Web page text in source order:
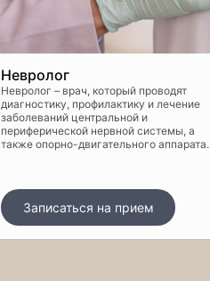
Невролог
Невролог – врач, который проводят
диагностику, профилактику и лечение
заболеваний центральной и
периферической нервной системы, а
также опорно-двигательного аппарата.
Записаться на прием